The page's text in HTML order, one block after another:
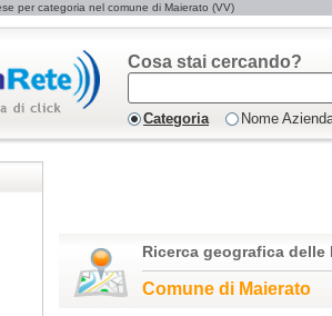
per categoria nel comune di Maierato (VV)
Cosa stai cercando?
Categoria Nome
Ricerca geografica delle
Comune di Maierato